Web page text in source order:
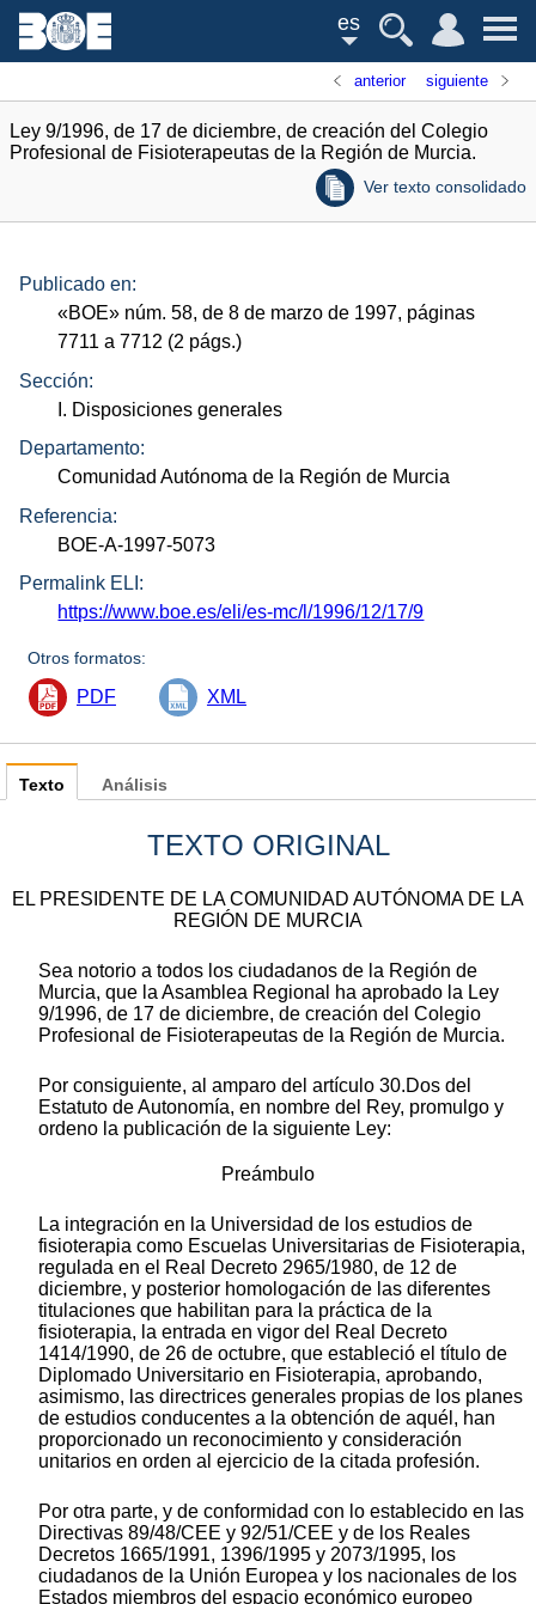
es
anterior siguiente
Ley 9/1996, de 17 de diciembre, de creación del Colegio
Profesional de Fisioterapeutas de la Región de Murcia.
Ver texto consolidado
Publicado en:
«BOE» núm. 58, de 8 de marzo de 1997, páginas
7711 a 7712 (2 págs.)
Sección:
I. Disposiciones generales
Departamento:
Comunidad Autónoma de la Región de Murcia
Referencia:
BOE-A-1997-5073
Permalink ELI:
https://www.boe.es/eli/es-mc/l/1996/12/17/9
Otros formatos:
PDF XML
Texto
TEXTO ORIGINAL
EL PRESIDENTE DE LA COMUNIDAD AUTÓNOMA DE LA
REGIÓN DE MURCIA
Sea notorio a todos los ciudadanos de la Región de
Murcia, que la Asamblea Regional ha aprobado la Ley
9/1996, de 17 de diciembre, de creación del Colegio
Profesional de Fisioterapeutas de la Región de Murcia.
Por consiguiente, al amparo del artículo 30.Dos del
Estatuto de Autonomía, en nombre del Rey, promulgo y
ordeno la publicación de la siguiente Ley:
Preámbulo
La integración en la Universidad de los estudios de
fisioterapia como Escuelas Universitarias de Fisioterapia,
regulada en el Real Decreto 2965/1980, de 12 de
diciembre, y posterior homologación de las diferentes
titulaciones que habilitan para la práctica de la
fisioterapia, la entrada en vigor del Real Decreto
1414/1990, de 26 de octubre, que estableció el título de
Diplomado Universitario en Fisioterapia, aprobando,
asimismo, las directrices generales propias de los planes
de estudios conducentes a la obtención de aquél, han
proporcionado un reconocimiento y consideración
unitarios en orden al ejercicio de la citada profesión.
Por otra parte, y de conformidad con lo establecido en las
Directivas 89/48/CEE y 92/51/CEE y de los Reales
Decretos 1665/1991, 1396/1995 y 2073/1995, los
ciudadanos de la Unión Europea y los nacionales de los
Estados miembros del espacio económico europeo
Análisis